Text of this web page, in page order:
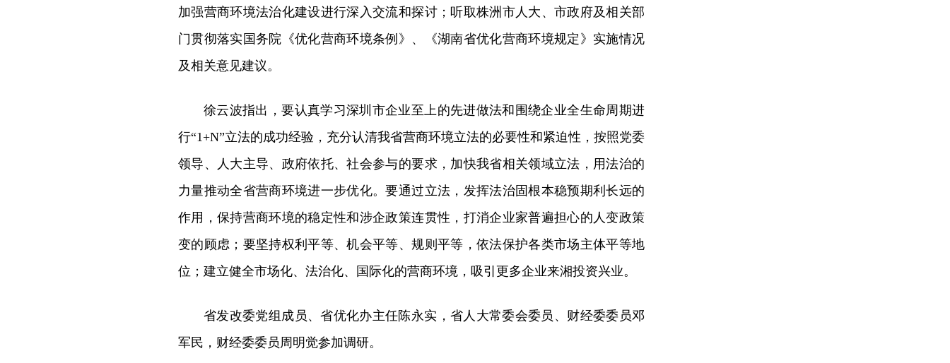
加强营商环境法治化建设进行深入交流和探讨；听取株洲市人大、市政府及相关部
门贯彻落实国务院《优化营商环境条例》、《湖南省优化营商环境规定》实施情况
及相关意见建议。
徐云波指出，要认真学习深圳市企业至上的先进做法和围绕企业全生命周期进
行“1+N”立法的成功经验，充分认清我省营商环境立法的必要性和紧迫性，按照党委
领导、人大主导、政府依托、社会参与的要求，加快我省相关领域立法，用法治的
力量推动全省营商环境进一步优化。要通过立法，发挥法治固根本稳预期利长远的
作用，保持营商环境的稳定性和涉企政策连贯性，打消企业家普遍担心的人变政策
变的顾虑；要坚持权利平等、机会平等、规则平等，依法保护各类市场主体平等地
位；建立健全市场化、法治化、国际化的营商环境，吸引更多企业来湘投资兴业。
省发改委党组成员、省优化办主任陈永实，省人大常委会委员、财经委委员邓
军民，财经委委员周明觉参加调研。